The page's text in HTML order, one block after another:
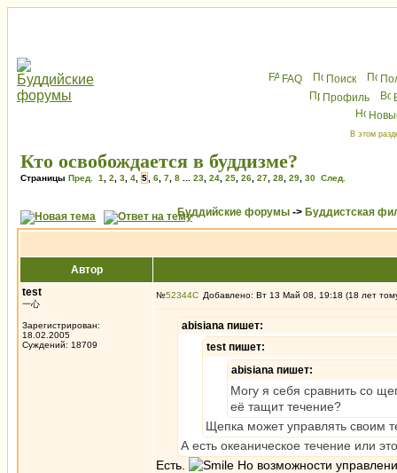
FAQ Поиск
Профиль
В этом
Кто освобождается в буддизме?
Страницы Пред. 1 2 3 4 5 6 7 8 23 24 25 26 27 28 29 30 След.
Буддийские форумы -> Буддистская
Автор
test
一心
Зарегистрирован:
18.02.2005
Суждений: 18709
№52344 Добавлено: Вт 13 Май 08, 19:18 (18 лет
abisiana пишет:
test пишет:
abisiana пишет:
Могу я себя сравнить со
её тащит течение?
Щепка может управлять своим
А есть океаническое течение или
Есть.
Но возможности